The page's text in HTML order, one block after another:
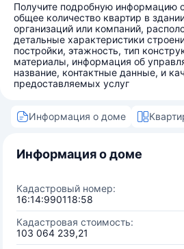
Получите подробную информацию
общее количество квартир в
организаций или компаний,
детальные характеристики
постройки, этажность, тип
материалы, информация об
название, контактные данные, и
предоставляемых услуг
Информация о доме
Информация о доме
Кадастровый номер:
16:14:990118:58
Кадастровая стоимость:
103 064 239,21